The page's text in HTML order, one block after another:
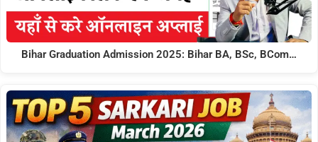
Bihar Graduation Admission 2025: Bihar BA, BSc, BCom…